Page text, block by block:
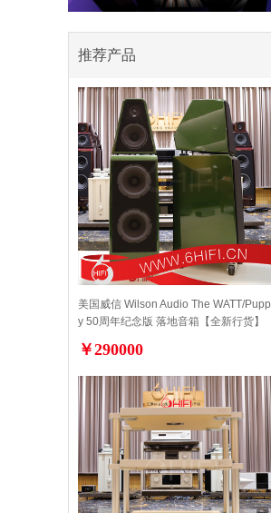
推荐产品
美国威信 Wilson Audio The WATT/Pupp
y 50周年纪念版 落地音箱【全新行货】
￥290000